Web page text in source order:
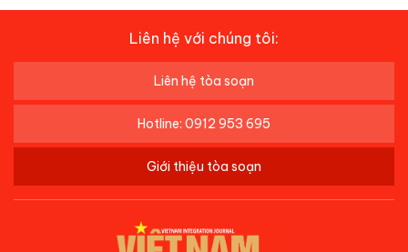
Liên hệ với chúng tôi:
Liên hệ tòa soạn
Hotline: 0912 953 695
Giới thiệu tòa soạn